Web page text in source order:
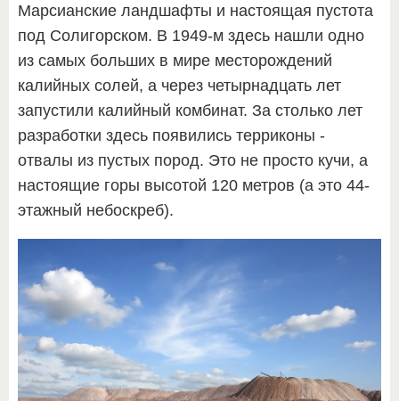
Марсианские ландшафты и настоящая пустота
под Солигорском. В 1949-м здесь нашли одно
из самых больших в мире месторождений
калийных солей, а через четырнадцать лет
запустили калийный комбинат. За столько лет
разработки здесь появились терриконы -
отвалы из пустых пород. Это не просто кучи, а
настоящие горы высотой 120 метров (а это 44-
этажный небоскреб).